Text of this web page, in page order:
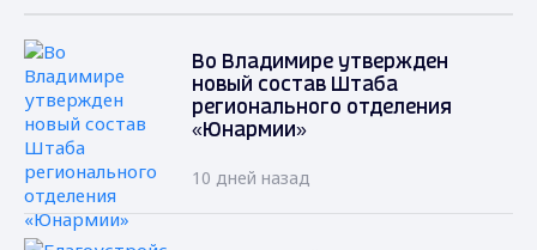
Во Владимире утвержден
новый состав Штаба
регионального отделения
«Юнармии»
10 дней назад